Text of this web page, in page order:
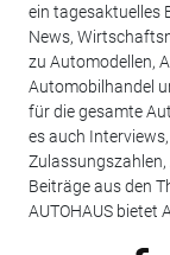
ein tagesaktuelles
News,
zu Automodellen,
Automobilhandel
für die gesamte
es auch
Beiträge aus den
AUTOHAUS bietet